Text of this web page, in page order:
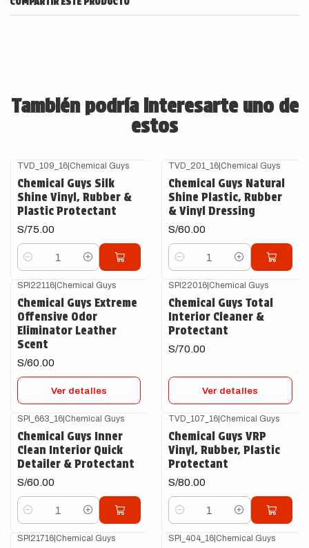
También podría interesarte uno de
estos
TVD_109_16|Chemical Guys
Chemical Guys Silk
Shine Vinyl, Rubber &
Plastic Protectant
S/75.00
Cantidad
TVD_201_16|Chemical Guys
Chemical Guys Natural
Shine Plastic, Rubber
& Vinyl Dressing
S/60.00
Cantidad
SPI22116|Chemical Guys
Chemical Guys Extreme
Offensive Odor
Eliminator Leather
Scent
S/60.00
Ver detalles
SPI22016|Chemical Guys
Chemical Guys Total
Interior Cleaner &
Protectant
S/70.00
Ver detalles
SPI_663_16|Chemical Guys
Chemical Guys Inner
Clean Interior Quick
Detailer & Protectant
S/60.00
Cantidad
TVD_107_16|Chemical Guys
Chemical Guys VRP
Vinyl, Rubber, Plastic
Protectant
S/80.00
Cantidad
SPI21716|Chemical Guys SPI_404_16|Chemical Guys